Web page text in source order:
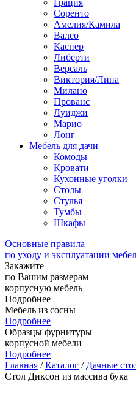
Грация
Соренто
Амелия/Камила
Валео
Каспер
Либерти
Версаль
Виктория/Лина
Милано
Прованс
Луиджи
Марио
Лонг
Мебель для дачи
Комоды
Кровати
Кухонные уголки
Столы
Стулья
Тумбы
Шкафы
Основные правила
по уходу и эксплуатации
Закажите
по Вашим размерам
корпусную мебель
Подробнее
Мебель из сосны
Подробнее
Образцы фурнитуры
корпусной мебели
Подробнее
Главная /Каталог / Дачные
Стол Диксон из массива бука